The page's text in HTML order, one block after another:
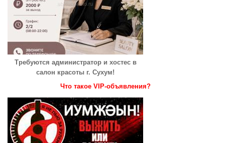
Требуются администратор и хостес в
салон красоты г. Сухум!
Что такое VIP-объявления?